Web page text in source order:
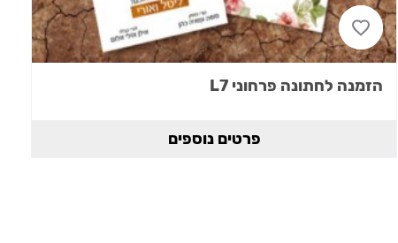
הזמנה לחתונה פרחוני L7
פרטים נוספים